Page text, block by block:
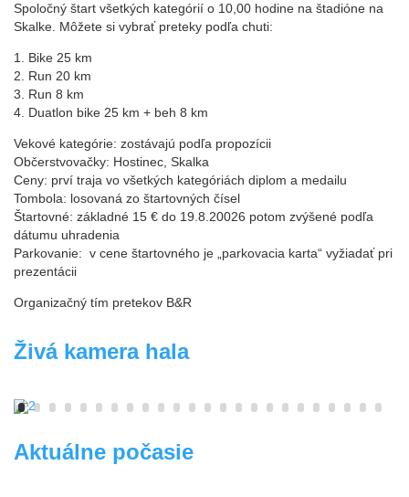
Spoločný štart všetkých kategórií o 10,00 hodine na štadióne na
Skalke. Môžete si vybrať preteky podľa chuti:
1. Bike 25 km
2. Run 20 km
3. Run 8 km
4. Duatlon bike 25 km + beh 8 km
Vekové kategórie: zostávajú podľa propozícii
Občerstvovačky: Hostinec, Skalka
Ceny: prví traja vo všetkých kategóriách diplom a medailu
Tombola: losovaná zo štartovných čísel
Štartovné: základné 15 € do 19.8.20026 potom zvýšené podľa
dátumu uhradenia
Parkovanie: v cene štartovného je „parkovacia karta“ vyžiadať pri
prezentácii
Organizačný tím pretekov B&R
Živá kamera hala
Aktuálne počasie
INFORMÁCIE
GALÉRIA
PARTNERI
KONTAKT